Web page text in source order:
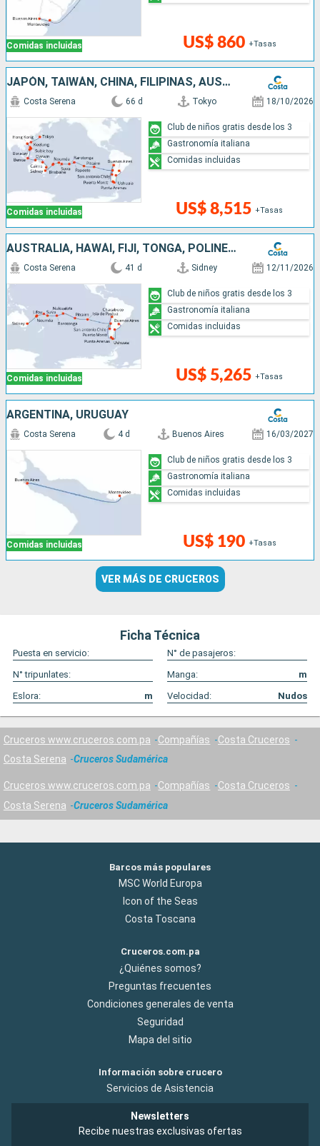
Comidas incluidas US$ 860 +Tasas
JAPÓN, TAIWÁN, CHINA, FILIPINAS, AUSTRALIA, HAWÁI, FIJI, TONGA, POLINESIA, CHILE, ARGENTINA
Comidas incluidas
Costa Serena 66 d Tokyo 18/10/2026
US$ 8,515 +Tasas
Club de niños gratis desde los 3
Gastronomía italiana
Comidas incluidas
AUSTRALIA, HAWÁI, FIJI, TONGA, POLINESIA, CHILE, ARGENTINA
Comidas incluidas
Costa Serena 41 d Sidney 12/11/2026
US$ 5,265 +Tasas
Club de niños gratis desde los 3
Gastronomía italiana
Comidas incluidas
ARGENTINA, URUGUAY
Comidas incluidas
Costa Serena 4 d Buenos Aires 16/03/2027
US$ 190 +Tasas
Club de niños gratis desde los 3
Gastronomía italiana
Comidas incluidas
VER MÁS DE CRUCEROS
Ficha Técnica
Puesta en servicio:
N° de pasajeros:
N° tripunlates:
Manga:
m
Eslora:
m Velocidad: Nudos
Cruceros www.cruceros.com.pa Compañías
Costa Cruceros
Costa Serena
Cruceros Sudamérica
Cruceros www.cruceros.com.pa Compañías
Costa Cruceros
Costa Serena
Cruceros Sudamérica
Barcos más populares
MSC World Europa
Icon of the Seas
Costa Toscana
Cruceros.com.pa
¿Quiénes somos?
Preguntas frecuentes
Condiciones generales de venta
Seguridad
Mapa del sitio
Información sobre crucero
Servicios de Asistencia
Newsletters
Recibe nuestras exclusivas ofertas